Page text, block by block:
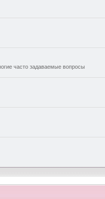
часто задаваемые вопросы